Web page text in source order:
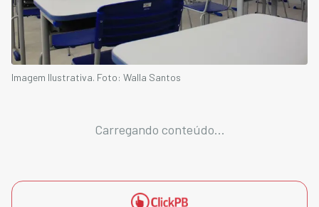
Imagem Ilustrativa. Foto: Walla Santos
Carregando conteúdo...